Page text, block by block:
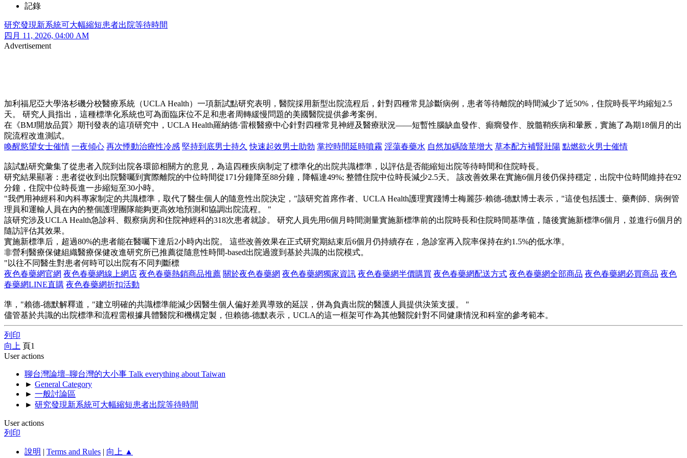
記錄
研究發現新系統可大幅縮短患者出院等待時間
四月 11, 2026, 04:00 AM
Advertisement
加利福尼亞大學洛杉磯分校醫療系統（UCLA Health）一項新試點研究表明，醫院採用新型出院流程后，針對四種常見診斷病例，患者等待離院的時間減少了近50%，住院時長平均縮短2.5
天。 研究人員指出，這種標準化系統也可為面臨床位不足和患者周轉緩慢問題的美國醫院提供參考案例。
在《BMJ開放品質》期刊發表的這項研究中，UCLA Health羅納德·雷根醫療中心針對四種常見神經及醫療狀況——短暫性腦缺血發作、癲癇發作、脫髓鞘疾病和暈厥，實施了為期18個月的出
院流程改進測試。
喚醒慾望女士催情 一夜傾心 再次悸動治療性冷感 堅持到底男士持久 快速起效男士助勃 掌控時間延時噴霧 淫蕩春藥水 自然加碼陰莖增大 草本配方補腎壯陽 點燃欲火男士催情
該試點研究彙集了從患者入院到出院各環節相關方的意見，為這四種疾病制定了標準化的出院共識標準，以評估是否能縮短出院等待時間和住院時長。
研究結果顯著：患者從收到出院醫囑到實際離院的中位時間從171分鐘降至88分鐘，降幅達49%; 整體住院中位時長減少2.5天。 該改善效果在實施6個月後仍保持穩定，出院中位時間維持在92
分鐘，住院中位時長進一步縮短至30小時。
"我們用神經科和內科專家制定的共識標準，取代了醫生個人的隨意性出院決定，"該研究首席作者、UCLA Health護理實踐博士梅麗莎·賴德-德默博士表示，"這使包括護士、藥劑師、病例管
理員和運輸人員在內的整個護理團隊能夠更高效地預測和協調出院流程。 "
該研究涉及UCLA Health急診科、觀察病房和住院神經科的318次患者就診。 研究人員先用6個月時間測量實施新標準前的出院時長和住院時間基準值，隨後實施新標準6個月，並進行6個月的
隨訪評估其效果。
實施新標準后，超過80%的患者能在醫囑下達后2小時內出院。 這些改善效果在正式研究期結束后6個月仍持續存在，急診室再入院率保持在約1.5%的低水準。
非營利醫療保健組織醫療保健改進研究所已推薦從隨意性時間-based出院過渡到基於共識的出院模式。
"以往不同醫生對患者何時可以出院有不同判斷標
夜色春藥網官網 夜色春藥網線上網店 夜色春藥熱銷商品推薦 關於夜色春藥網 夜色春藥網獨家資訊 夜色春藥網半價購買 夜色春藥網配送方式 夜色春藥網全部商品 夜色春藥網必買商品 夜色
春藥網LINE直購 夜色春藥網折扣活動
準，"賴德-德默解釋道，"建立明確的共識標準能減少因醫生個人偏好差異導致的延誤，併為負責出院的醫護人員提供決策支援。 "
儘管基於共識的出院標準和流程需根據具體醫院和機構定製，但賴德-德默表示，UCLA的這一框架可作為其他醫院針對不同健康情況和科室的參考範本。
列印
向上 頁1
User actions
聊台灣論壇–聊台灣的大小事 Talk everything about Taiwan
► General Category
► 一般討論區
► 研究發現新系統可大幅縮短患者出院等待時間
User actions
列印
說明 | Terms and Rules | 向上 ▲